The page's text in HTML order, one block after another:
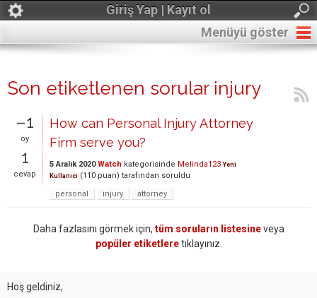
Giriş Yap | Kayıt ol
Menüyü göster
Son etiketlenen sorular injury
–1
oy
1
cevap
How can Personal Injury Attorney
Firm serve you?
5 Aralık 2020 Watch kategorisinde Melinda123 Yeni
Kullanıcı (110 puan) tarafından soruldu
personal
injury attorney
Daha fazlasını görmek için, tüm soruların listesineveya
popüler etiketleretıklayınız.
Hoş geldiniz,